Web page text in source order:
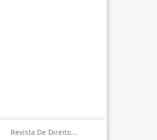
Revista De Direito...